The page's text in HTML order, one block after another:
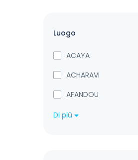
Luogo
ACAYA
ACHARAVI
AFANDOU
Di più